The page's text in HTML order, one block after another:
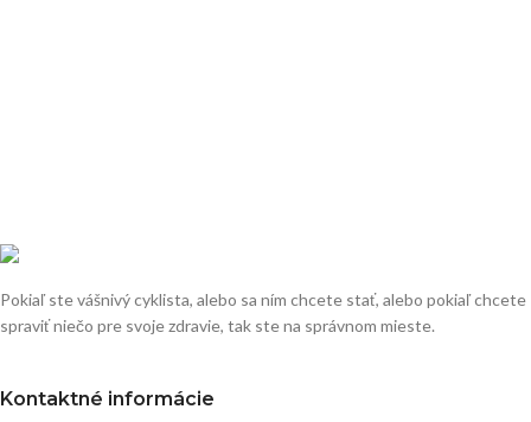
Pokiaľ ste vášnivý cyklista, alebo sa ním chcete stať, alebo pokiaľ chcete
spraviť niečo pre svoje zdravie, tak ste na správnom mieste.
Kontaktné informácie